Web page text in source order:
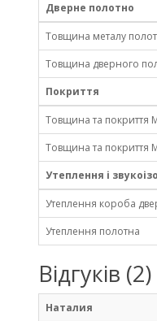
Дверне полотно
Товщина металу
Товщина дверного
Покриття
Товщина та покриття
Товщина та покриття
Утеплення і
Утеплення короба
Утеплення полотна
Відгуків
Наталия